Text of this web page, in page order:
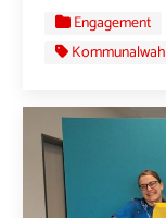
Engagement